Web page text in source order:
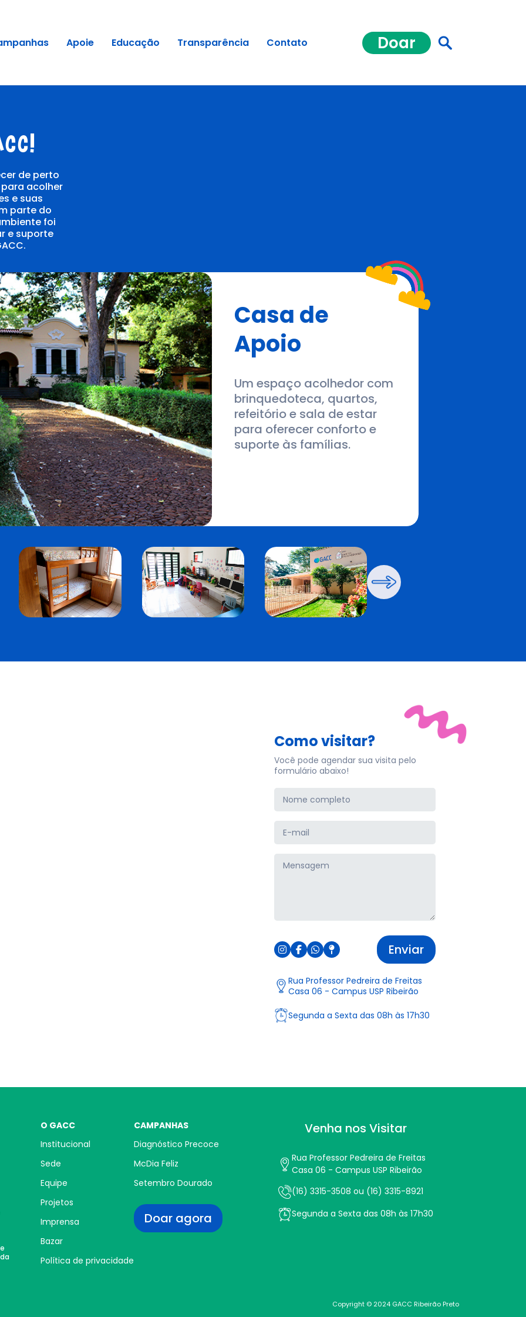
Apoie Educação Transparência Contato Doar
de perto
acolher
e suas
parte do
foi
e suporte
Quartos
familiares durante o
tratamento.
Próximo
Como visitar?
Você pode agendar sua visita pelo
formulário abaixo!
Nome completo
E-mail
Mensagem
Enviar
Rua Professor Pedreira de Freitas
Casa 06 - Campus USP Ribeirão
Segunda a Sexta das 08h às 17h30
O GACC
Institucional
Sede
Equipe
Projetos
Imprensa
Bazar
Política de privacidade
CAMPANHAS
Diagnóstico Precoce
McDia Feliz
Setembro Dourado
Doar agora
Venha nos Visitar
Rua Professor Pedreira de Freitas
Casa 06 - Campus USP Ribeirão
(16) 3315-3508 ou (16) 3315-8921
Segunda a Sexta das 08h às 17h30
Copyright © 2024 GACC Ribeirão Preto